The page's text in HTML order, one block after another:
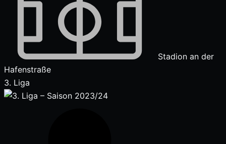
Stadion an der
Hafenstraße
3. Liga